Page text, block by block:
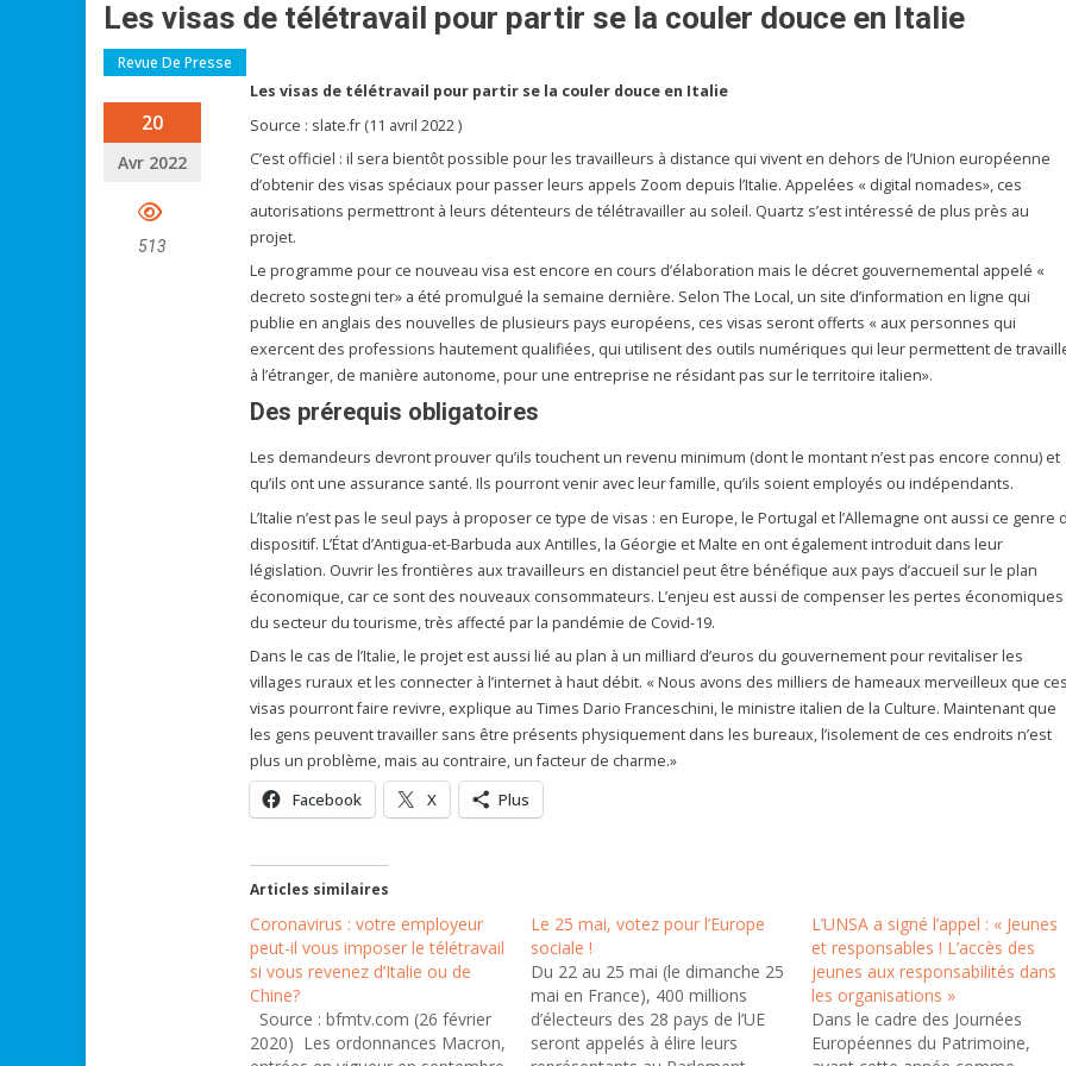
Les visas de télétravail pour partir se la couler douce en Italie
Revue De Presse
20
Avr 2022
513
Les visas de télétravail pour partir se la couler douce en Italie
Source : slate.fr (11 avril 2022 )
C’est officiel : il sera bientôt possible pour les travailleurs à distance qui vivent en dehors de l’Union européenne
d’obtenir des visas spéciaux pour passer leurs appels Zoom depuis l’Italie. Appelées « digital nomades», ces
autorisations permettront à leurs détenteurs de télétravailler au soleil. Quartz s’est intéressé de plus près au
projet.
Le programme pour ce nouveau visa est encore en cours d’élaboration mais le décret gouvernemental appelé «
decreto sostegni ter» a été promulgué la semaine dernière. Selon The Local, un site d’information en ligne qui
publie en anglais des nouvelles de plusieurs pays européens, ces visas seront offerts « aux personnes qui
exercent des professions hautement qualifiées, qui utilisent des outils numériques qui leur permettent de
à l’étranger, de manière autonome, pour une entreprise ne résidant pas sur le territoire italien».
Des prérequis obligatoires
Les demandeurs devront prouver qu’ils touchent un revenu minimum (dont le montant n’est pas encore connu) et
qu’ils ont une assurance santé. Ils pourront venir avec leur famille, qu’ils soient employés ou indépendants.
L’Italie n’est pas le seul pays à proposer ce type de visas : en Europe, le Portugal et l’Allemagne ont aussi ce genre
dispositif. L’État d’Antigua-et-Barbuda aux Antilles, la Géorgie et Malte en ont également introduit dans leur
législation. Ouvrir les frontières aux travailleurs en distanciel peut être bénéfique aux pays d’accueil sur le plan
économique, car ce sont des nouveaux consommateurs. L’enjeu est aussi de compenser les pertes économiques
du secteur du tourisme, très affecté par la pandémie de Covid-19.
Dans le cas de l’Italie, le projet est aussi lié au plan à un milliard d’euros du gouvernement pour revitaliser les
villages ruraux et les connecter à l’internet à haut débit. « Nous avons des milliers de hameaux merveilleux que
visas pourront faire revivre, explique au Times Dario Franceschini, le ministre italien de la Culture. Maintenant que
les gens peuvent travailler sans être présents physiquement dans les bureaux, l’isolement de ces endroits n’est
plus un problème, mais au contraire, un facteur de charme.»
Facebook X Plus
Articles similaires
Coronavirus : votre employeur
peut-il vous imposer le télétravail
si vous revenez d’Italie ou de
Chine?
Source : bfmtv.com (26 février
2020) Les ordonnances Macron,
Le 25 mai, votez pour l’Europe
sociale !
Du 22 au 25 mai (le dimanche 25
mai en France), 400 millions
d’électeurs des 28 pays de l’UE
seront appelés à élire leurs
L’UNSA a signé l’appel : « Jeunes
et responsables ! L’accès des
jeunes aux responsabilités dans
les organisations »
Dans le cadre des Journées
Européennes du Patrimoine,